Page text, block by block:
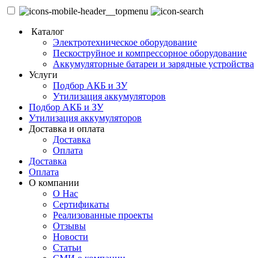
Каталог
Электротехническое оборудование
Пескоструйное и компрессорное оборудование
Аккумуляторные батареи и зарядные устройства
Услуги
Подбор АКБ и ЗУ
Утилизация аккумуляторов
Подбор АКБ и ЗУ
Утилизация аккумуляторов
Доставка и оплата
Доставка
Оплата
Доставка
Оплата
О компании
О Нас
Сертификаты
Реализованные проекты
Отзывы
Новости
Статьи